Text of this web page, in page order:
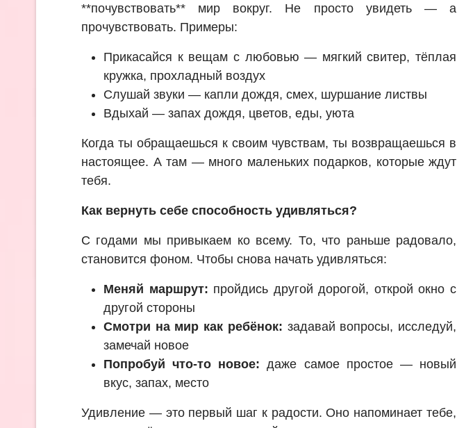
**почувствовать** мир вокруг. Не просто увидеть — а
прочувствовать. Примеры:
Прикасайся к вещам с любовью — мягкий свитер, тёплая
кружка, прохладный воздух
Слушай звуки — капли дождя, смех, шуршание листвы
Вдыхай — запах дождя, цветов, еды, уюта
Когда ты обращаешься к своим чувствам, ты возвращаешься в
настоящее. А там — много маленьких подарков, которые ждут
тебя.
Как вернуть себе способность удивляться?
С годами мы привыкаем ко всему. То, что раньше радовало,
становится фоном. Чтобы снова начать удивляться:
Меняй маршрут: пройдись другой дорогой, открой окно с
другой стороны
Смотри на мир как ребёнок: задавай вопросы, исследуй,
замечай новое
Попробуй что-то новое: даже самое простое — новый
вкус, запах, место
Удивление — это первый шаг к радости. Оно напоминает тебе,